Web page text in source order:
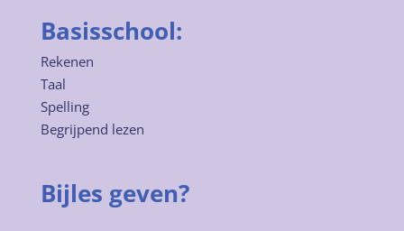
Basisschool:
Rekenen
Taal
Spelling
Begrijpend lezen
Bijles geven?